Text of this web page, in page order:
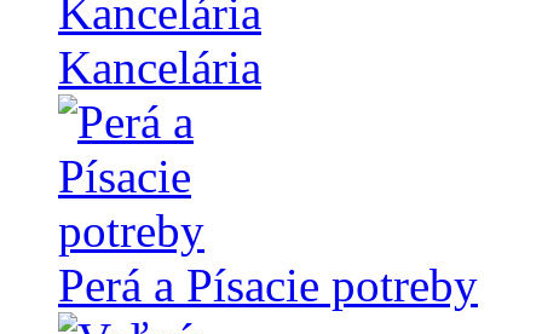
Kancelária
Perá a Písacie potreby